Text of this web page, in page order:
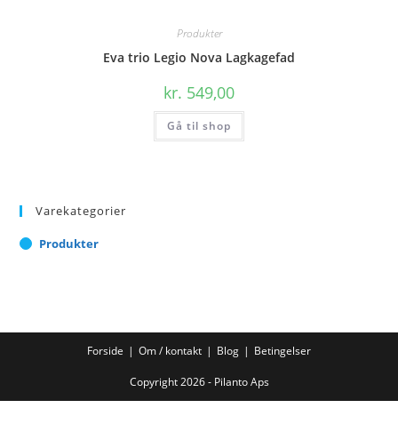
Produkter
Eva trio Legio Nova Lagkagefad
kr. 549,00
Gå til shop
Varekategorier
Produkter
Forside Om / kontakt Blog Betingelser
Copyright 2026 - Pilanto Aps